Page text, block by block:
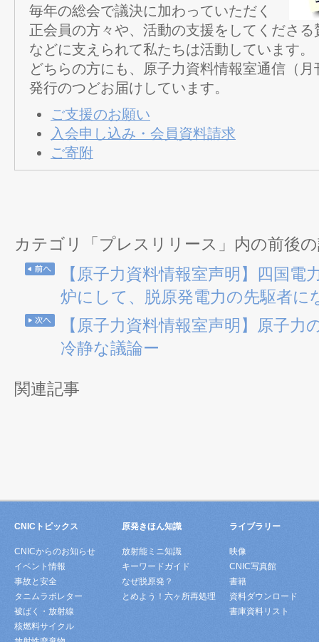
毎年の総会で議決に加わっていただく
正会員の方々や、活動の支援をしてくださ
などに支えられて私たちは活動しています。
どちらの方にも、原子力資料情報室通信（
発行のつどお届けしています。
ご支援のお願い
入会申し込み・会員資料請求
ご寄附
カテゴリ「プレスリリース」内の前後
【原子力資料情報室声明】四国電
炉にして、脱原発電力の先駆者に
【原子力資料情報室声明】原子
冷静な議論ー
関連記事
CNICトピックス
CNICからのお知らせ
イベント情報
事故と安全
タニムラボレター
被ばく・放射線
核燃料サイクル
原発きほん知識
放射能ミニ知識
キーワードガイド
なぜ脱原発？
とめよう！六ヶ所再処理
ライブラリー
映像
CNIC写真館
書籍
資料ダウンロード
書庫資料リスト